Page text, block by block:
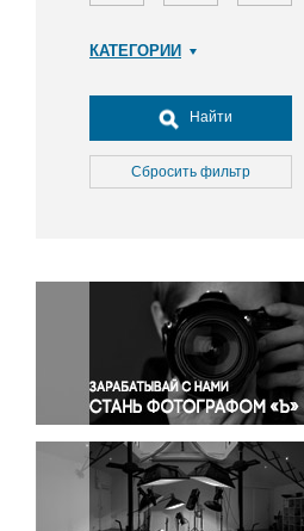
КАТЕГОРИИ
Досуг, туризм и отдых
Культура
Медицина
Окружающая среда
Политика
Правосудие
Происшествия и конфликты
Религия
Светская жизнь
Спорт
Экология
Найти
Сбросить фильтр